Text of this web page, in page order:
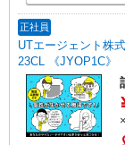
正社員
UTエージェント株
23CL 《JYOP1C》